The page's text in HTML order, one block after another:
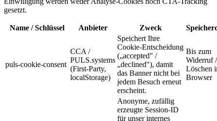
gesetzt.
Name / Schlüssel Anbieter Zweck
puls-cookie-consent
CCA /
PULS.systems
(First-Party,
localStorage)
Speichert Ihre
Cookie-Entscheidung
(„accepted" /
„declined"), damit
das Banner nicht bei
jedem Besuch erneut
erscheint.
Bis zum
Widerruf /
Löschen
Browser
Anonyme, zufällig
erzeugte Session-ID
für unser internes